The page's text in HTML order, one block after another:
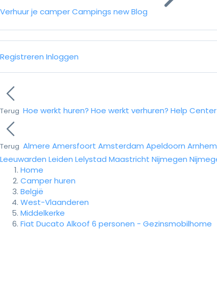
Verhuur je camperCampings newBlog
Registreren Inloggen
Terug Hoe werkt huren? Hoe werkt verhuren? Help Center
Terug Almere Amersfoort Amsterdam Apeldoorn Arnhem
Leeuwarden Leiden Lelystad Maastricht Nijmegen
Home
Camper huren
België
West-Vlaanderen
Middelkerke
Fiat Ducato Alkoof 6 personen - Gezinsmobilhome